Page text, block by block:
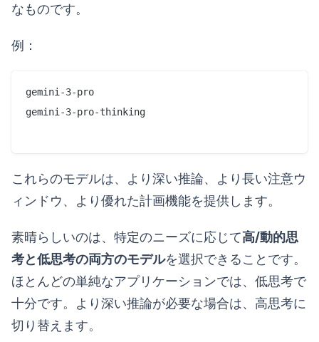
なものです。
例：
gemini-3-pro
gemini-3-pro-thinking
これらのモデルは、より深い推論、より長い注意ウ
ィンドウ、より優れた計画機能を提供します。
素晴らしいのは、特定のニーズに応じて高/動的思
考と低思考の両方のモデルを選択できることです。
ほとんどの単純なアプリケーションでは、低思考で
十分です。より深い推論が必要な場合は、高思考に
切り替えます。